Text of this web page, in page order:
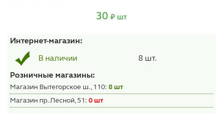
30 ₽ шт
Интернет-магазин:
В наличии 8 шт.
Розничные магазины:
Магазин Вытегорское ш., 110: 8 шт
Магазин пр. Лесной, 51: 0 шт